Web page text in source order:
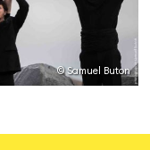
© Samuel Buton